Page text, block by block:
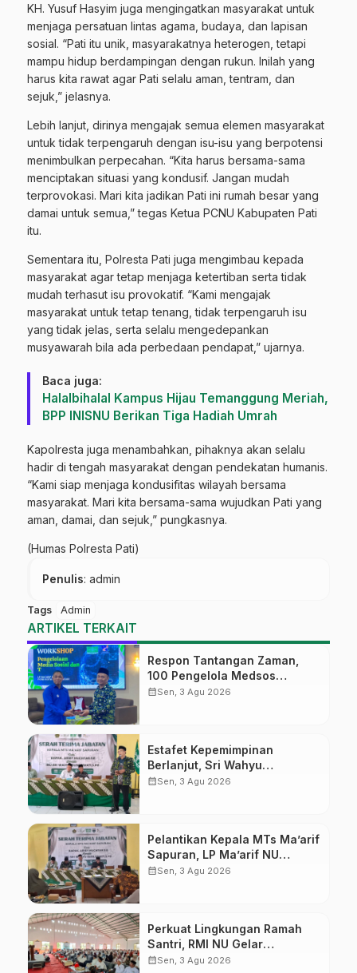
KH. Yusuf Hasyim juga mengingatkan masyarakat untuk
menjaga persatuan lintas agama, budaya, dan lapisan
sosial. “Pati itu unik, masyarakatnya heterogen, tetapi
mampu hidup berdampingan dengan rukun. Inilah yang
harus kita rawat agar Pati selalu aman, tentram, dan
sejuk,” jelasnya.
Lebih lanjut, dirinya mengajak semua elemen masyarakat
untuk tidak terpengaruh dengan isu-isu yang berpotensi
menimbulkan perpecahan. “Kita harus bersama-sama
menciptakan situasi yang kondusif. Jangan mudah
terprovokasi. Mari kita jadikan Pati ini rumah besar yang
damai untuk semua,” tegas Ketua PCNU Kabupaten Pati
itu.
Sementara itu, Polresta Pati juga mengimbau kepada
masyarakat agar tetap menjaga ketertiban serta tidak
mudah terhasut isu provokatif. “Kami mengajak
masyarakat untuk tetap tenang, tidak terpengaruh isu
yang tidak jelas, serta selalu mengedepankan
musyawarah bila ada perbedaan pendapat,” ujarnya.
Baca juga:
‎Halalbihalal Kampus Hijau Temanggung Meriah,
BPP INISNU Berikan Tiga Hadiah Umrah
Kapolresta juga menambahkan, pihaknya akan selalu
hadir di tengah masyarakat dengan pendekatan humanis.
“Kami siap menjaga kondusifitas wilayah bersama
masyarakat. Mari kita bersama-sama wujudkan Pati yang
aman, damai, dan sejuk,” pungkasnya.
(Humas Polresta Pati)
Penulis: admin
Tags Admin
ARTIKEL TERKAIT
Respon Tantangan Zaman,
100 Pengelola Medsos
Sekolah Ma’arif Pekalongan
calendar_monthSen, 3 Agu 2026
Estafet Kepemimpinan
Berlanjut, Sri Wahyu
Susilowati Resmi Pimpin MTs
calendar_monthSen, 3 Agu 2026
Pelantikan Kepala MTs Ma’arif
Sapuran, LP Ma’arif NU
Wonosobo Tekankan Lima
calendar_monthSen, 3 Agu 2026
Perkuat Lingkungan Ramah
Santri, RMI NU Gelar
‘Sambang Pesantren’ di Pati
calendar_monthSen, 3 Agu 2026